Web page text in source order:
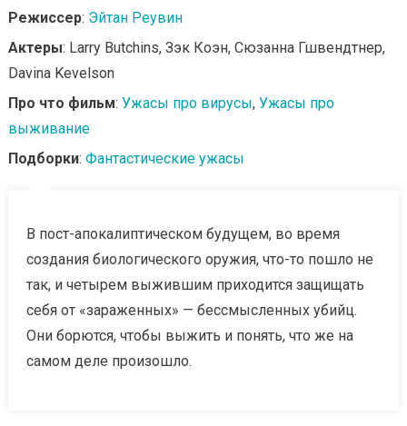
Режиссер: Эйтан Реувин
Актеры: Larry Butchins, Зэк Коэн, Сюзанна Гшвендтнер,
Davina Kevelson
Про что фильм: Ужасы про вирусы, Ужасы про
выживание
Подборки: Фантастические ужасы
В пост-апокалиптическом будущем, во время
создания биологического оружия, что-то пошло не
так, и четырем выжившим приходится защищать
себя от «зараженных» — бессмысленных убийц.
Они борются, чтобы выжить и понять, что же на
самом деле произошло.